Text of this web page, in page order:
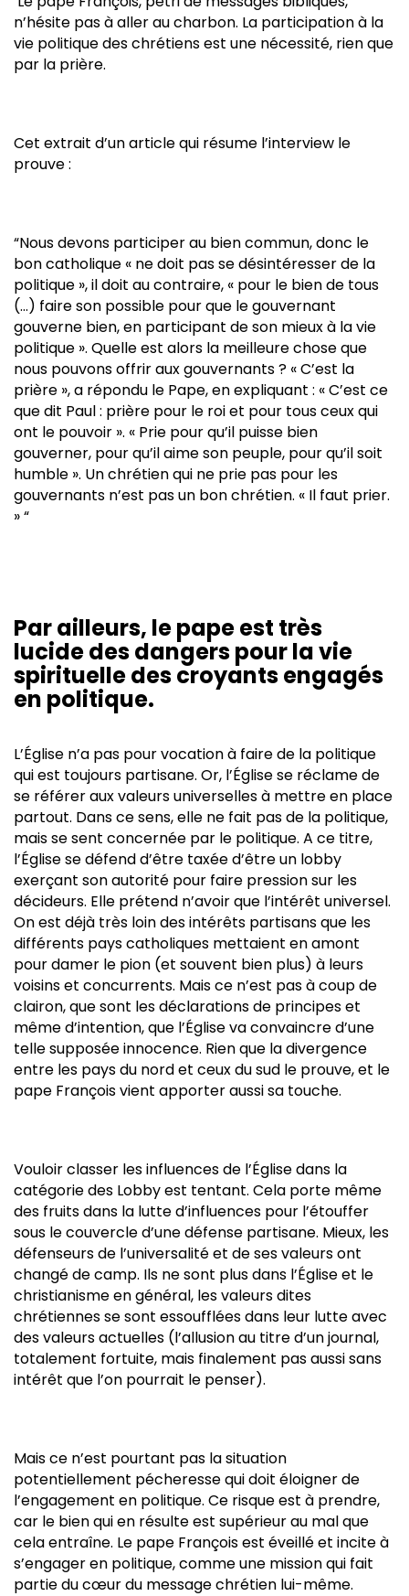
n’hésite pas à aller au charbon. La participation à la
vie politique des chrétiens est une nécessité, rien que
par la prière.
Cet extrait d’un article qui résume l’interview le
prouve :
“Nous devons participer au bien commun, donc le
bon catholique « ne doit pas se désintéresser de la
politique », il doit au contraire, « pour le bien de tous
(…) faire son possible pour que le gouvernant
gouverne bien, en participant de son mieux à la vie
politique ». Quelle est alors la meilleure chose que
nous pouvons offrir aux gouvernants ? « C’est la
prière », a répondu le Pape, en expliquant : « C’est ce
que dit Paul : prière pour le roi et pour tous ceux qui
ont le pouvoir ». « Prie pour qu’il puisse bien
gouverner, pour qu’il aime son peuple, pour qu’il soit
humble ». Un chrétien qui ne prie pas pour les
gouvernants n’est pas un bon chrétien. « Il faut prier.
» “
Par ailleurs, le pape est très
lucide des dangers pour la vie
spirituelle des croyants engagés
en politique.
L’Église n’a pas pour vocation à faire de la politique
qui est toujours partisane. Or, l’Église se réclame de
se référer aux valeurs universelles à mettre en place
partout. Dans ce sens, elle ne fait pas de la politique,
mais se sent concernée par le politique. A ce titre,
l’Église se défend d’être taxée d’être un lobby
exerçant son autorité pour faire pression sur les
décideurs. Elle prétend n’avoir que l’intérêt universel.
On est déjà très loin des intérêts partisans que les
différents pays catholiques mettaient en amont
pour damer le pion (et souvent bien plus) à leurs
voisins et concurrents. Mais ce n’est pas à coup de
clairon, que sont les déclarations de principes et
même d’intention, que l’Église va convaincre d’une
telle supposée innocence. Rien que la divergence
entre les pays du nord et ceux du sud le prouve, et le
pape François vient apporter aussi sa touche.
Vouloir classer les influences de l’Église dans la
catégorie des Lobby est tentant. Cela porte même
des fruits dans la lutte d’influences pour l’étouffer
sous le couvercle d’une défense partisane. Mieux, les
défenseurs de l’universalité et de ses valeurs ont
changé de camp. Ils ne sont plus dans l’Église et le
christianisme en général, les valeurs dites
chrétiennes se sont essoufflées dans leur lutte avec
des valeurs actuelles (l’allusion au titre d’un journal,
totalement fortuite, mais finalement pas aussi sans
intérêt que l’on pourrait le penser).
Mais ce n’est pourtant pas la situation
potentiellement pécheresse qui doit éloigner de
l’engagement en politique. Ce risque est à prendre,
car le bien qui en résulte est supérieur au mal que
cela entraîne. Le pape François est éveillé et incite à
s’engager en politique, comme une mission qui fait
partie du cœur du message chrétien lui-même.